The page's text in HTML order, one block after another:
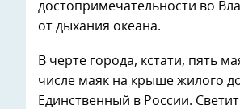
достопримечательности во
от дыхания океана.
В черте города, кстати, пять
числе маяк на крыше жилого
Единственный в России.